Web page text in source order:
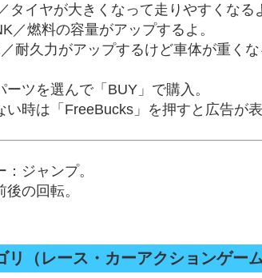
タイヤが大きくなって走りやすくなる
／燃料の容量がアップするよ。
耐久力がアップするけど車体が重くな
ーツを選んで「BUY」で購入。
い時は「FreeBucks」を押すと広告が
ジャンプ。
の回転。
リ（レース・カーアクションゲー